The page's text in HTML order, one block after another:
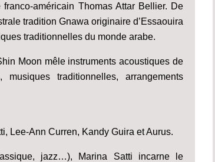
américain Thomas Attar Bellier. De
tradition Gnawa originaire d’Essaouira
traditionnelles du monde arabe.
Moon mêle instruments acoustiques de
traditionnelles, arrangements
Lee-Ann Curren, Kandy Guira et Aurus.
jazz…), Marina Satti incarne le